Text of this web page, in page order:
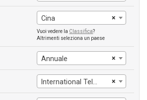
×
Cina
Vuoi vedere la Classifica?
Altrimenti seleziona un paese
×
Annuale
×
International Telecommunication Union